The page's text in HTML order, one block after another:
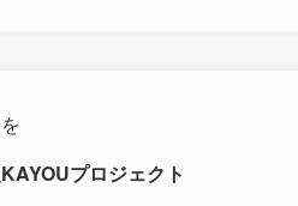
プロジェクト